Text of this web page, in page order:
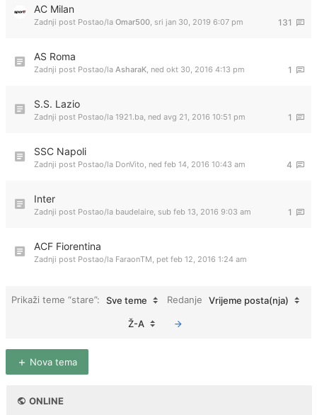
AC Milan
131
Zadnji post Postao/la Omar500, sri jan 30, 2019 6:07 pm
AS Roma
1
Zadnji post Postao/la AsharaK, ned okt 30, 2016 4:13 pm
S.S. Lazio
1
Zadnji post Postao/la 1921.ba, ned avg 21, 2016 10:51 pm
SSC Napoli
4
Zadnji post Postao/la DonVito, ned feb 14, 2016 10:43 am
Inter
1
Zadnji post Postao/la baudelaire, sub feb 13, 2016 9:03 am
ACF Fiorentina
Zadnji post Postao/la FaraonTM, pet feb 12, 2016 1:24 am
Prikaži teme “stare”: Sve teme Redanje Vrijeme posta(nja)
Ž-A
Nova tema
ONLINE